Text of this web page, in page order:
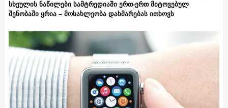
სხეულის ნაწილები სამტრედიაში ერთ-ერთ მიტოვებულ
შენობაში ყრია – მოსახლეობა დახმარებას ითხოვს